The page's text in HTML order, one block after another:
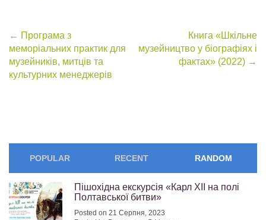
Post
navigation
← Програма з
меморіальних практик для
музейників, митців та
культурних менеджерів
Книга «Шкільне
музейництво у біографіях і
фактах» (2022) →
POPULAR RECENT RANDOM
Пішохідна екскурсія «Карл ХІІ на полі
Полтавської битви»
Posted on 21 Серпня, 2023